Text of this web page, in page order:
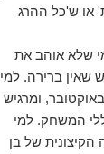
או ש'כל ההרג
שלא אוהב את
ברירה. למי
שזוכר כל רגע מה־7 באוקטובר, ומרגיש
המשחק. למי
של בן